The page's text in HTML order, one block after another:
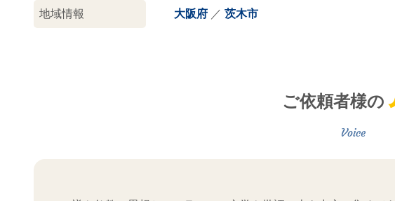
地域情報 大阪府 茨木市
ご依頼者様の